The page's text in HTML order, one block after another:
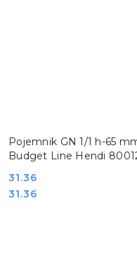
Pojemnik GN 1/1 h-65
Budget Line Hendi
Cena:
31.36
Cena:
31.36